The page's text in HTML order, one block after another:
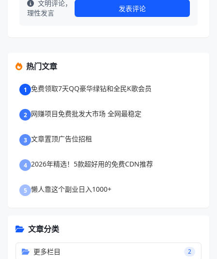
文明评论，
理性发言
发表评论
热门文章
1 免费领取7天QQ豪华绿钻和全民K歌会员
2 网赚项目免费批发大市场 全网最稳定
3 文章置顶广告位招租
4 2026年精选！5款超好用的免费CDN推荐
5 懒人靠这个副业日入1000+
文章分类
更多栏目 2